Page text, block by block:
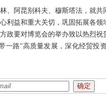
、阿昆别科夫、穆斯塔法，就
利益和重大关切，巩固拓展各
政要对博览会的举办致以热烈
一路”高质量发展，深化经贸投